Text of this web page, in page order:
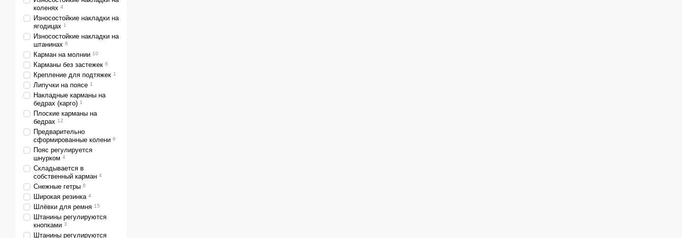
коленях 4
Износостойкие накладки на
ягодицах 1
Износостойкие накладки на
штанинах 6
Карман на молнии 10
Карманы без застежек 6
Крепление для подтяжек 1
Липучки на поясе 1
Накладные карманы на
бедрах (карго) 1
Плоские карманы на
бедрах 12
Предварительно
сформированные колени 6
Пояс регулируется
шнурком 4
Складывается в
собственный карман 4
Снежные гетры 8
Широкая резинка 4
Шлёвки для ремня 15
Штанины регулируются
кнопками 3
Штанины регулируются